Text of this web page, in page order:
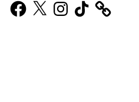
Facebook
X Instagram
TikTok